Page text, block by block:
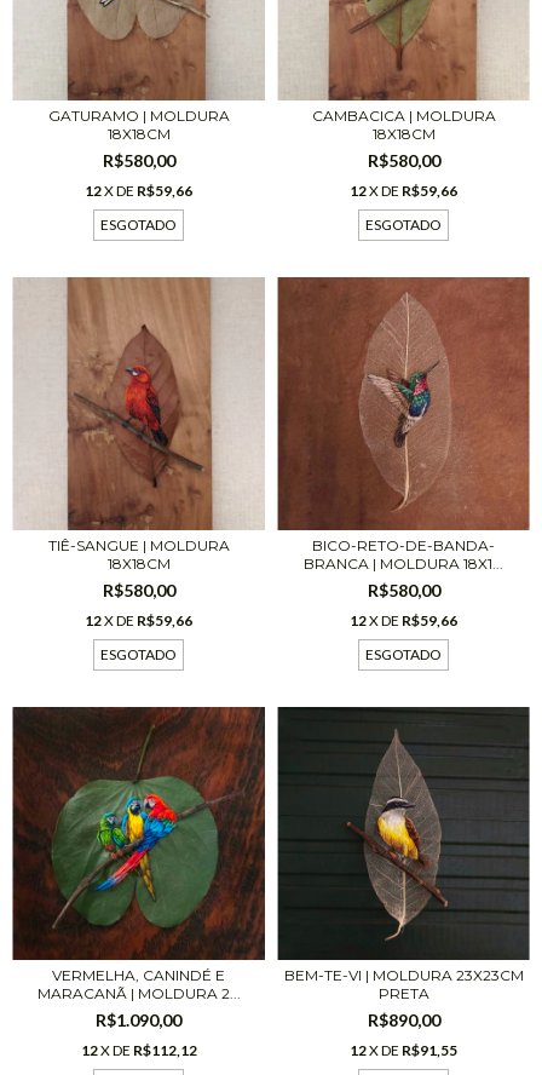
GATURAMO | MOLDURA
18X18CM
R$580,00
12X DE R$59,66
ESGOTADO
CAMBACICA | MOLDURA
18X18CM
R$580,00
12X DE R$59,66
ESGOTADO
TIÊ-SANGUE | MOLDURA
18X18CM
R$580,00
12X DE R$59,66
ESGOTADO
BICO-RETO-DE-BANDA-
BRANCA | MOLDURA 18X1...
R$580,00
12X DE R$59,66
ESGOTADO
VERMELHA, CANINDÉ E
MARACANÃ | MOLDURA 2...
R$1.090,00
12X DE R$112,12
BEM-TE-VI | MOLDURA 23X23CM
PRETA
R$890,00
12X DE R$91,55